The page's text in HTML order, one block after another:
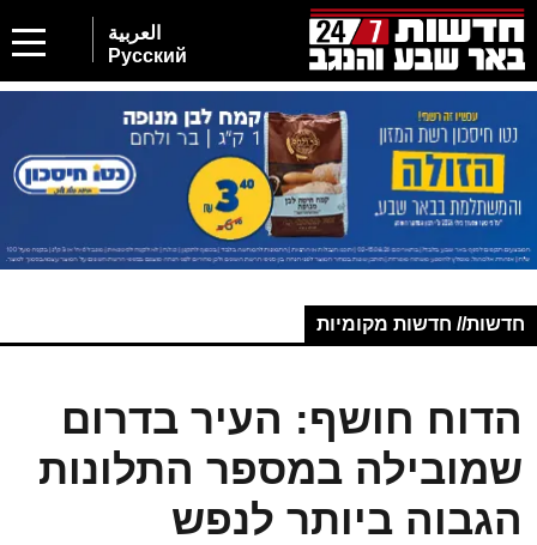
العربية
Русский
חדשות// חדשות מקומיות
הדוח חושף: העיר בדרום
שמובילה במספר התלונות
הגבוה ביותר לנפש